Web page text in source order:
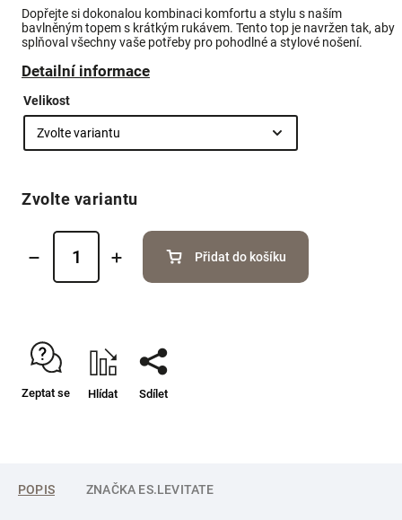
Dopřejte si dokonalou kombinaci komfortu a stylu s naším
bavlněným topem s krátkým rukávem. Tento top je navržen tak, aby
splňoval všechny vaše potřeby pro pohodlné a stylové nošení.
Detailní informace
Velikost
Zvolte variantu
Přidat do košíku
Zeptat se Hlídat Sdílet
POPIS ZNAČKA ES.LEVITATE